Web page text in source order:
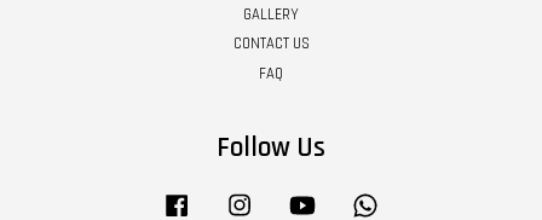
GALLERY
CONTACT US
FAQ
Follow Us
Facebook Instagram YouTube